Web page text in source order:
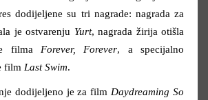
dodijeljene su tri nagrade: nagrada za
je ostvarenju Yurt, nagrada žirija otišla
filma Forever, Forever, a specijalno
film Last Swim.
dodijeljeno je za film Daydreaming So